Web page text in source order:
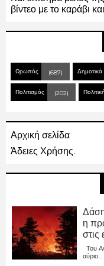
βίντεο με το καράβι
Ωρωπός (687)
Πολιτισμός (202) Πολιτική
Αρχική σελίδα
Άδειες Χρήσης.
η
στις
Του
αύριο...